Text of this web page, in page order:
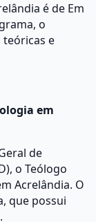
é de Em
o
e
em
de
o Teólogo
Acrelândia. O
que possui